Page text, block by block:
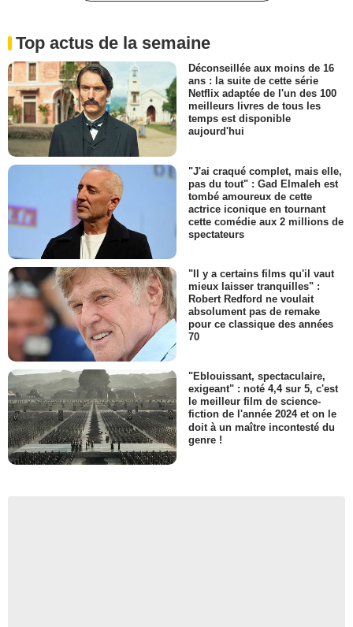
Top actus de la semaine
Déconseillée aux moins de 16
ans : la suite de cette série
Netflix adaptée de l'un des 100
meilleurs livres de tous les
temps est disponible
aujourd'hui
"J'ai craqué complet, mais elle,
pas du tout" : Gad Elmaleh est
tombé amoureux de cette
actrice iconique en tournant
cette comédie aux 2 millions de
spectateurs
"Il y a certains films qu'il vaut
mieux laisser tranquilles" :
Robert Redford ne voulait
absolument pas de remake
pour ce classique des années
70
"Eblouissant, spectaculaire,
exigeant" : noté 4,4 sur 5, c'est
le meilleur film de science-
fiction de l'année 2024 et on le
doit à un maître incontesté du
genre !